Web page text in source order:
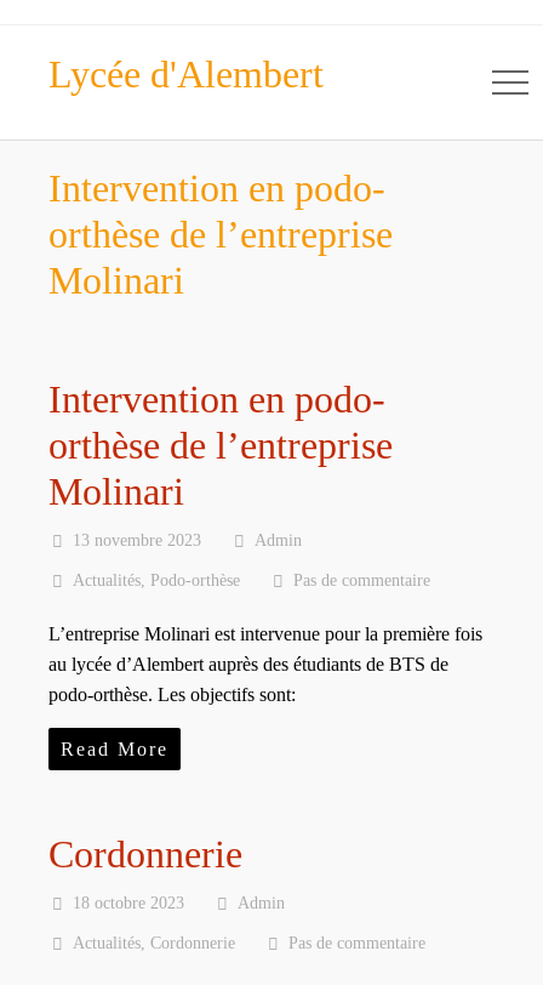
Lycée d'Alembert
Intervention en podo-
orthèse de l’entreprise
Molinari
Intervention en podo-
orthèse de l’entreprise
Molinari
13 novembre 2023 Admin
Actualités Podo-orthèse Pas de commentaire
L’entreprise Molinari est intervenue pour la première fois
au lycée d’Alembert auprès des étudiants de BTS de
podo-orthèse. Les objectifs sont:
Read More
Cordonnerie
18 octobre 2023 Admin
Actualités Cordonnerie Pas de commentaire